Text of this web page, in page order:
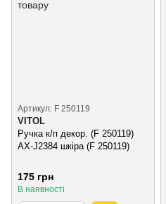
Артикул: F 250119
VITOL
Ручка к/п декор. (F 250119)
AX-J2384 шкіра (F 250119)
175 грн
В наявності